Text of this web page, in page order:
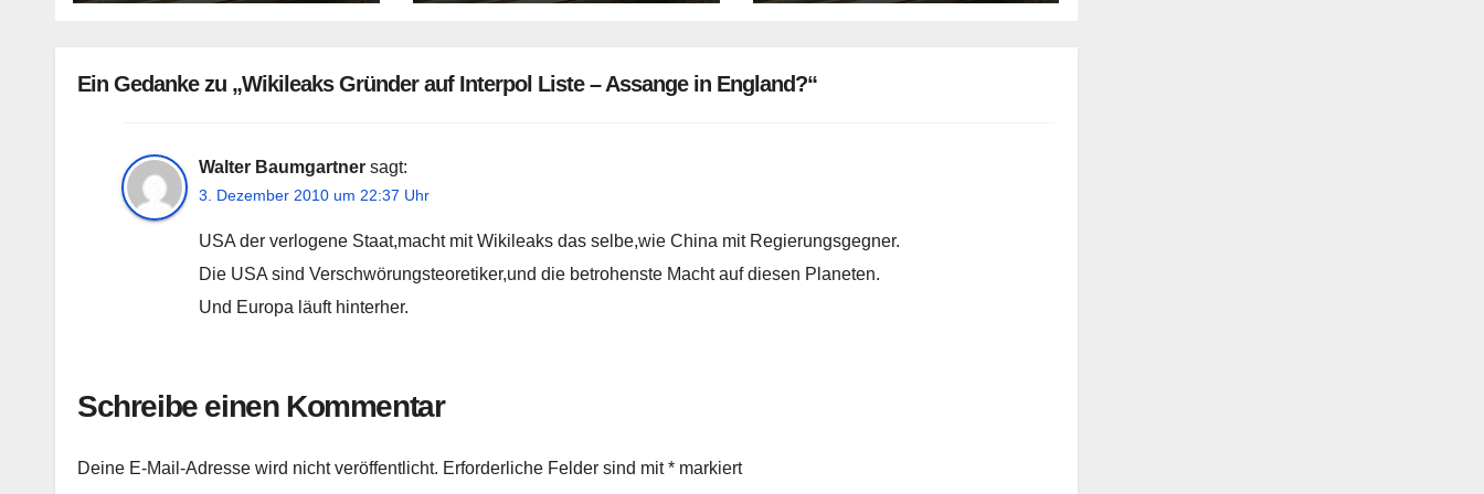
Abend
Ein Gedanke zu „Wikileaks Gründer auf Interpol Liste – Assange in England?“
Walter Baumgartner sagt:
3. Dezember 2010 um 22:37 Uhr
USA der verlogene Staat,macht mit Wikileaks das selbe,wie China mit Regierungsgegner.
Die USA sind Verschwörungsteoretiker,und die betrohenste Macht auf diesen Planeten.
Und Europa läuft hinterher.
Schreibe einen Kommentar
Deine E-Mail-Adresse wird nicht veröffentlicht. Erforderliche Felder sind mit* markiert